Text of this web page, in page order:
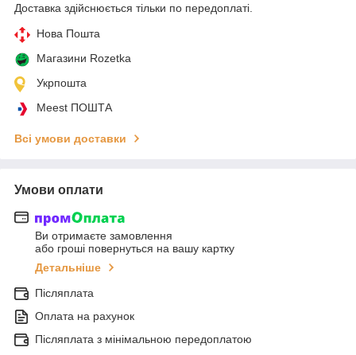
Доставка здійснюється тільки по передоплаті.
Нова Пошта
Магазини Rozetka
Укрпошта
Meest ПОШТА
Всі умови доставки
Умови оплати
Ви отримаєте замовлення
або гроші повернуться на вашу картку
Детальніше
Післяплата
Оплата на рахунок
Післяплата з мінімальною передоплатою